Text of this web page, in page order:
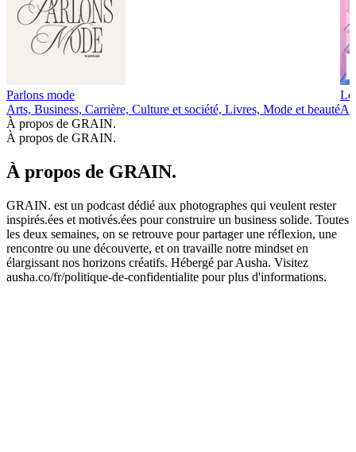
Parlons mode
Arts, Business, Carrière, Culture et société, Livres, Mode et beauté
À propos de GRAIN.
À propos de GRAIN.
À propos de GRAIN.
GRAIN. est un podcast dédié aux photographes qui veulent rester
inspirés.ées et motivés.ées pour construire un business solide. Toutes
les deux semaines, on se retrouve pour partager une réflexion, une
rencontre ou une découverte, et on travaille notre mindset en
élargissant nos horizons créatifs. Hébergé par Ausha. Visitez
ausha.co/fr/politique-de-confidentialite pour plus d'informations.